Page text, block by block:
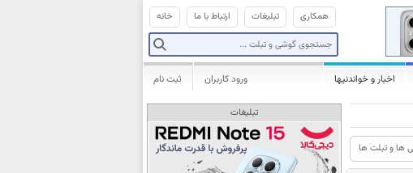
خانه ارتباط با ما تبلیغات همکاری
اخبار و خواندنیها ثبت نام ورود کاربران
ها و تبلت ها
تبلیغات